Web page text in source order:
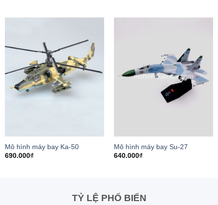
Mô hình máy bay Ka-50
690.000₫
Mô hình máy bay Su-27
640.000₫
TỶ LỆ PHỔ BIẾN